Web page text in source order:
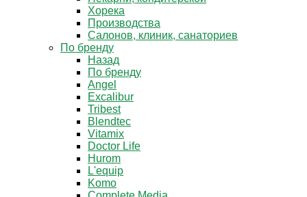
Хорека
Производства
Салонов, клиник, санаториев
По бренду
Назад
По бренду
Angel
Excalibur
Tribest
Blendtec
Vitamix
Doctor Life
Hurom
L'equip
Komo